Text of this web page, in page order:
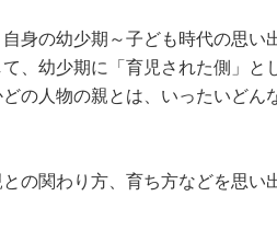
身の幼少期～子ども時代の思い
、幼少期に「育児された側」と
の人物の親とは、いったいどん
の関わり方、育ち方などを思い